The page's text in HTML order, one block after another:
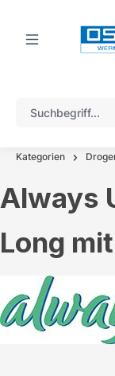
Kategorien
Always
Long